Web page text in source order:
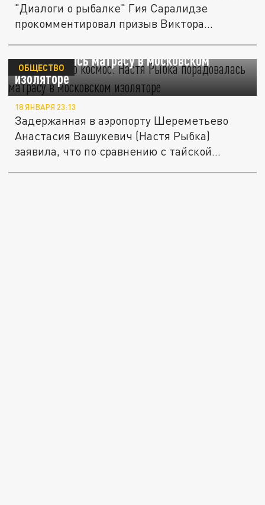
"Диалоги о рыбалке" Гия Саралидзе
прокомментировал призыв Виктора...
"Здесь просто космос": Настя Рыбка
порадовалась матрасу в московском
изоляторе
ОБЩЕСТВО
18 ЯНВАРЯ 23:13
Задержанная в аэропорту Шереметьево
Анастасия Вашукевич (Настя Рыбка)
заявила, что по сравнению с тайской...